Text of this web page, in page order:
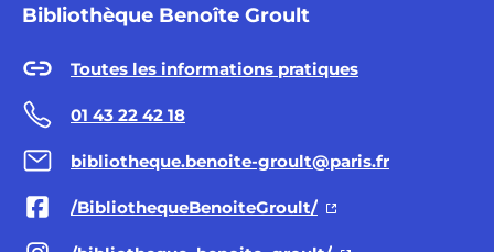
Bibliothèque Benoîte Groult
Toutes les informations pratiques
01 43 22 42 18
bibliotheque.benoite-groult@paris.fr
/BibliothequeBenoiteGroult/